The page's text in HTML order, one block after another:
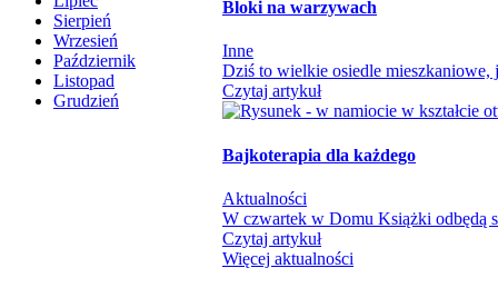
Sierpień
Wrzesień
Październik
Listopad
Grudzień
Bloki na warzywach
Inne
Dziś to wielkie osiedle mieszkaniowe,
Czytaj artykuł
Bajkoterapia dla każdego
Aktualności
W czwartek w Domu Książki odbędą
Czytaj artykuł
Więcej aktualności